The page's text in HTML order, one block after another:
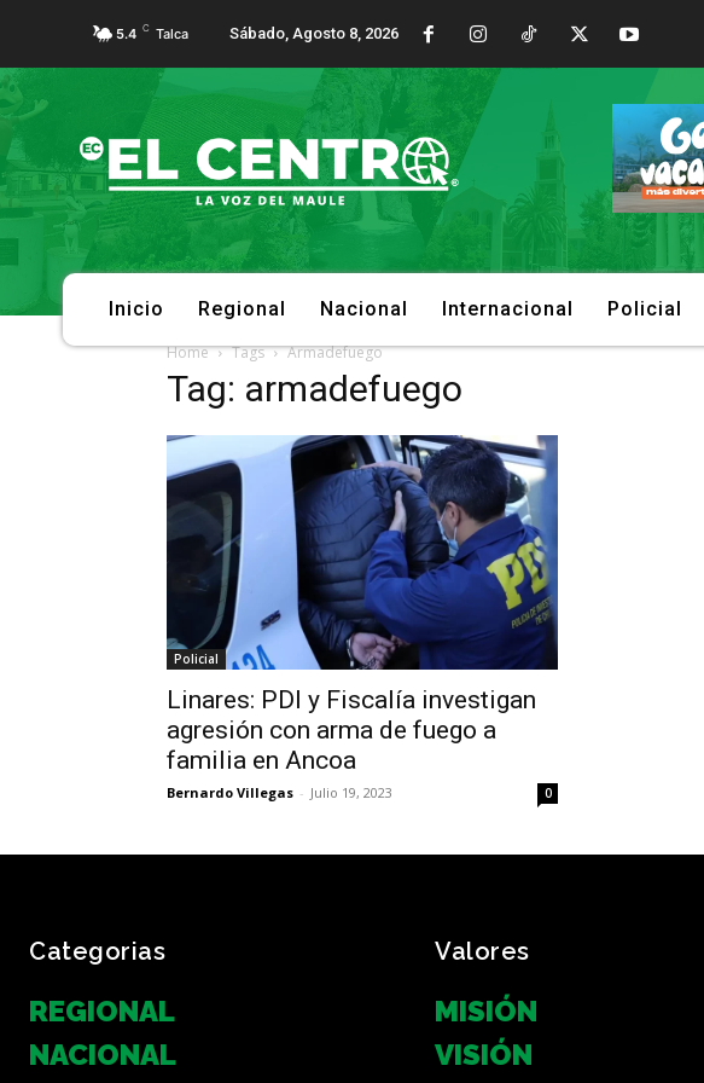
5.4 C Talca Sábado, Agosto 8, 2026
Inicio Regional Nacional Internacional Policial
Home Tags Armadefuego
Tag: armadefuego
Policial
Linares: PDI y Fiscalía investigan
agresión con arma de fuego a
familia en Ancoa
Bernardo Villegas - Julio 19, 2023 0
Categorias
REGIONAL
NACIONAL
Valores
MISIÓN
VISIÓN